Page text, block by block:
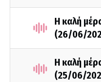
Η καλή
(26/06/
Η καλή
(25/06/